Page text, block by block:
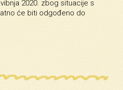
2020. zbog situacije s
će biti odgođeno do